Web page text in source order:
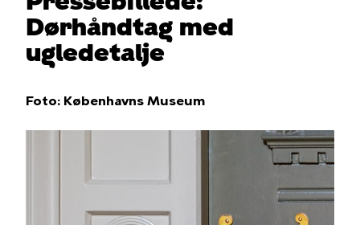
Dørhåndtag med
ugledetalje
Foto: Københavns Museum